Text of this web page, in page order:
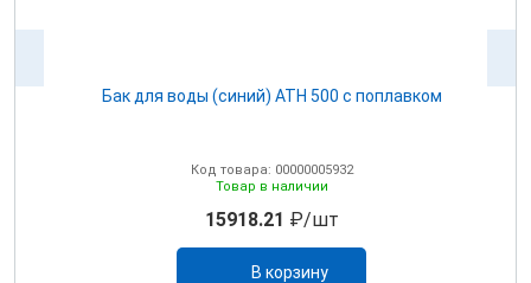
Бак для воды (синий) ATH 500 с поплавком
Код товара: 00000005932
Товар в наличии
15918.21 ₽/шт
В корзину